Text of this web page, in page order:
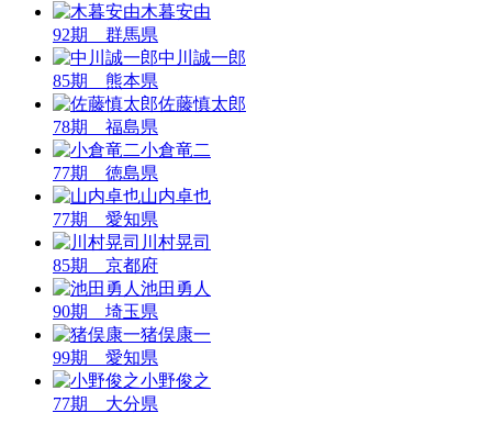
木暮安由
92期 群馬県
中川誠一郎
85期 熊本県
佐藤慎太郎
78期 福島県
小倉竜二
77期 徳島県
山内卓也
77期 愛知県
川村晃司
85期 京都府
池田勇人
90期 埼玉県
猪俣康一
99期 愛知県
小野俊之
77期 大分県